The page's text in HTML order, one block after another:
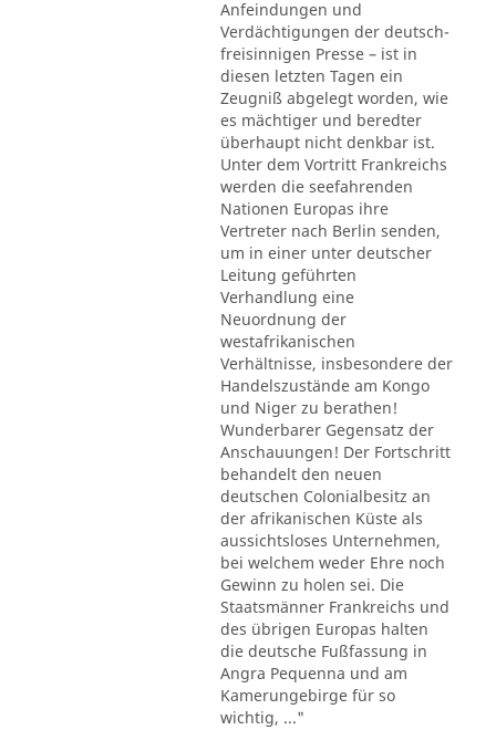
Anfeindungen und
Verdächtigungen der deutsch-
freisinnigen Presse – ist in
diesen letzten Tagen ein
Zeugniß abgelegt worden, wie
es mächtiger und beredter
überhaupt nicht denkbar ist.
Unter dem Vortritt Frankreichs
werden die seefahrenden
Nationen Europas ihre
Vertreter nach Berlin senden,
um in einer unter deutscher
Leitung geführten
Verhandlung eine
Neuordnung der
westafrikanischen
Verhältnisse, insbesondere der
Handelszustände am Kongo
und Niger zu berathen!
Wunderbarer Gegensatz der
Anschauungen! Der Fortschritt
behandelt den neuen
deutschen Colonialbesitz an
der afrikanischen Küste als
aussichtsloses Unternehmen,
bei welchem weder Ehre noch
Gewinn zu holen sei. Die
Staatsmänner Frankreichs und
des übrigen Europas halten
die deutsche Fußfassung in
Angra Pequenna und am
Kamerungebirge für so
wichtig, ..."